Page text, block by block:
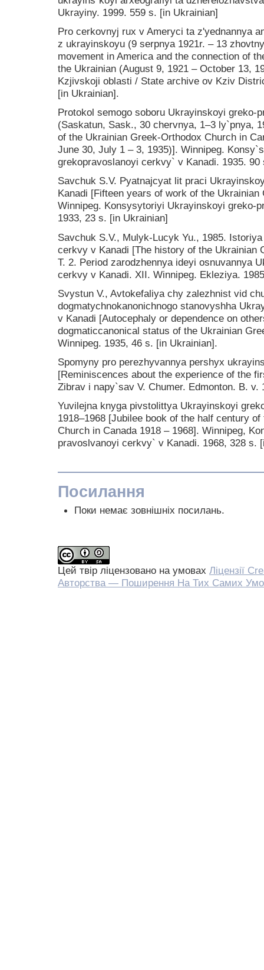
Ukrayiny. 1999. 559 s. [in Ukrainian]
Pro cerkovnyj rux v Ameryci ta z'yednannya
z ukrayinskoyu (9 serpnya 1921r. – 13
movement in America and the connection of
the Ukrainian (August 9, 1921 – October 13,
Kzjivskoji oblasti / State archive ov Kziv
[in Ukrainian].
Protokol semogo soboru Ukrayinskoyi greko-
(Saskatun, Sask., 30 chervnya, 1–3 ly`pnya,
of the Ukrainian Greek-Orthodox Church in
June 30, July 1 – 3, 1935)]. Winnipeg.
grekopravoslanoyi cerkvy` v Kanadi. 1935.
Savchuk S.V. Pyatnajcyat lit praci
Kanadi [Fifteen years of work of the
Winnipeg. Konsysytoriyi Ukrayinskoyi greko-
1933, 23 s. [in Ukrainian]
Savchuk S.V., Mulyk-Lucyk Yu., 1985.
cerkvy v Kanadi [The history of the Ukrainian
T. 2. Period zarodzhennya ideyi osnuvannya
cerkvy v Kanadi. XII. Winnipeg. Ekleziya.
Svystun V., Avtokefaliya chy zalezhnist vid
dogmatychnokanonichnogo stanovyshha
v Kanadi [Autocephaly or dependence on
dogmaticcanonical status of the Ukrainian
Winnipeg. 1935, 46 s. [in Ukrainian].
Spomyny pro perezhyvannya pershyx
[Reminiscences about the experience of the
Zibrav i napy`sav V. Chumer. Edmonton. B. v.
Yuvilejna knyga pivstolittya Ukrayinskoyi
1918–1968 [Jubilee book of the half century
Church in Canada 1918 – 1968]. Winnipeg,
pravoslvanoyi cerkvy` v Kanadi. 1968, 328 s.
Посилання
Поки немає зовнішніх посилань.
Цей твір ліцензовано на умовах Ліцензії
Авторства — Поширення На Тих Самих